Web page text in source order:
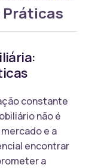
Práticas
constante
não é
e a
encontrar
a